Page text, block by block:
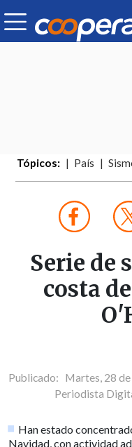
Tópicos: País
Serie de
costa
Publicado: Martes, 28
Periodista
Han estado
Navidad, con actividad